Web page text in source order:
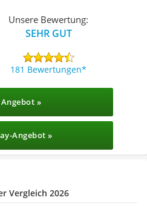
Unsere Bewertung:
SEHR GUT
181 Bewertungen
»
Angebot »
Vergleich 2026